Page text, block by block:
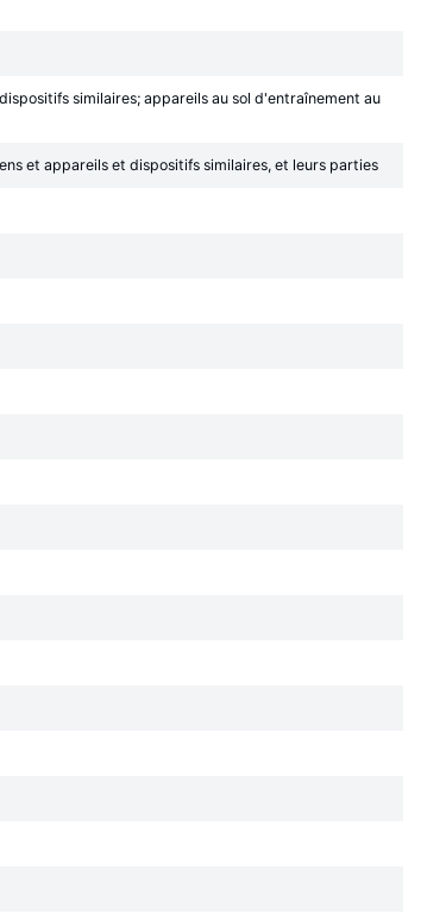
similaires; appareils au sol d'entraînement au
et appareils et dispositifs similaires, et leurs parties